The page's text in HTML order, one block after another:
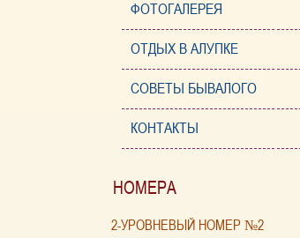
ФОТОГАЛЕРЕЯ
ОТДЫХ В АЛУПКЕ
СОВЕТЫ БЫВАЛОГО
КОНТАКТЫ
НОМЕРА
2-УРОВНЕВЫЙ НОМЕР №2